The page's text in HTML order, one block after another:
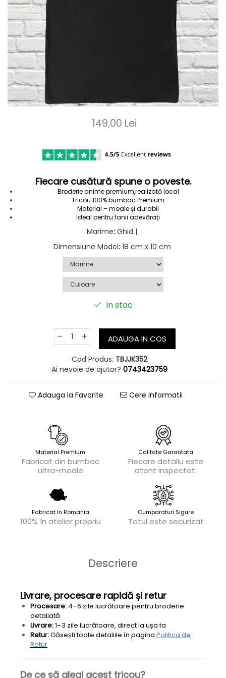
Darling in the Franxx
DeathNote
DemonSlayer
DragonBall
Evangelion
Fire Force
Haikyuu
Jujutsu Kaisen
MyHeroAcademia
Naruto
OnePiece
SoloLeveling
Spy x Family
Tokyo Revengers
Rick and Morty
Streetwear
Valorant
Ready To Ship
149,00 Lei
Fiecare cusătură spune o poveste.
Broderie anime premium,realizată local
Tricou 100% bumbac Premium
Material – moale și durabil
Ideal pentru fanii adevărați
Marime: Ghid |
Dimensiune Model: 18 cm x 10 cm
In stoc
ADAUGA IN COS
Cod Produs: TBJJK352
Ai nevoie de ajutor? 0743423759
Adauga la Favorite Cere informatii
Material Premium
Fabricat din bumbac
ultra-moale
Calitate Garantata
Fiecare detaliu este
atent inspectat.
Fabricat in Romania
100% în atelier propriu
Cumparaturi Sigure
Totul este securizat
Descriere
Livrare, procesare rapidă și retur
Procesare: 4–6 zile lucrătoare pentru broderie
detaliată
Livrare:1–3 zile lucrătoare, direct la ușa ta
Retur:Găsești toate detaliile în pagina Politica de
Retur
De ce să alegi acest tricou?